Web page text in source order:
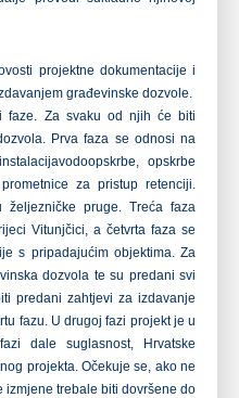
projektne dokumentacije i
građevinske dozvole.
faze. Za svaku od njih će biti
Prva faza se odnosi na
vodoopskrbe, opskrbe
za pristup retenciji.
pruge. Treća faza
Vitunjčici, a četvrta faza se
s pripadajućim objektima. Za
dozvola te su predani svi
predani zahtjevi za izdavanje
fazu. U drugoj fazi projekt je u
dale suglasnost, Hrvatske
projekta. Očekuje se, ako ne
trebale biti dovršene do